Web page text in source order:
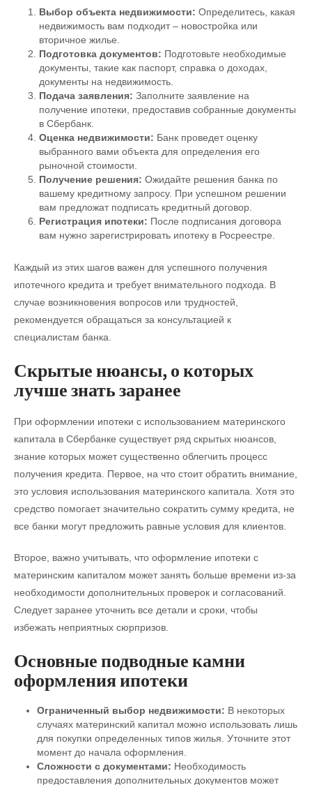
Выбор объекта недвижимости: Определитесь, какая
недвижимость вам подходит – новостройка или
вторичное жилье.
Подготовка документов: Подготовьте необходимые
документы, такие как паспорт, справка о доходах,
документы на недвижимость.
Подача заявления: Заполните заявление на
получение ипотеки, предоставив собранные документы
в Сбербанк.
Оценка недвижимости: Банк проведет оценку
выбранного вами объекта для определения его
рыночной стоимости.
Получение решения: Ожидайте решения банка по
вашему кредитному запросу. При успешном решении
вам предложат подписать кредитный договор.
Регистрация ипотеки: После подписания договора
вам нужно зарегистрировать ипотеку в Росреестре.
Каждый из этих шагов важен для успешного получения
ипотечного кредита и требует внимательного подхода. В
случае возникновения вопросов или трудностей,
рекомендуется обращаться за консультацией к
специалистам банка.
Скрытые нюансы, о которых
лучше знать заранее
При оформлении ипотеки с использованием материнского
капитала в Сбербанке существует ряд скрытых нюансов,
знание которых может существенно облегчить процесс
получения кредита. Первое, на что стоит обратить внимание,
это условия использования материнского капитала. Хотя это
средство помогает значительно сократить сумму кредита, не
все банки могут предложить равные условия для клиентов.
Второе, важно учитывать, что оформление ипотеки с
материнским капиталом может занять больше времени из-за
необходимости дополнительных проверок и согласований.
Следует заранее уточнить все детали и сроки, чтобы
избежать неприятных сюрпризов.
Основные подводные камни
оформления ипотеки
Ограниченный выбор недвижимости: В некоторых
случаях материнский капитал можно использовать лишь
для покупки определенных типов жилья. Уточните этот
момент до начала оформления.
Сложности с документами: Необходимость
предоставления дополнительных документов может